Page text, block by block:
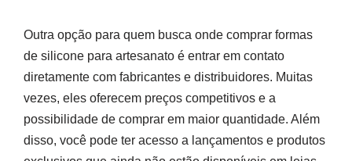
Outra opção para quem busca onde comprar formas
de silicone para artesanato é entrar em contato
diretamente com fabricantes e distribuidores. Muitas
vezes, eles oferecem preços competitivos e a
possibilidade de comprar em maior quantidade. Além
disso, você pode ter acesso a lançamentos e produtos